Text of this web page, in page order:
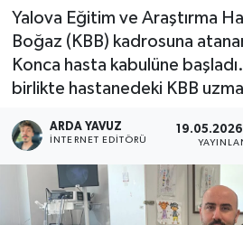
Yalova Eğitim ve Araştırma
Boğaz (KBB) kadrosuna
Konca hasta kabulüne
birlikte hastanedeki KBB
ARDA YAVUZ
İNTERNET EDITÖRÜ
19.05.2026
SAĞLIK
SPOR
ULUSAL
İLÇELERİMİZ
RESMİ İLAN
Haber Arşivi